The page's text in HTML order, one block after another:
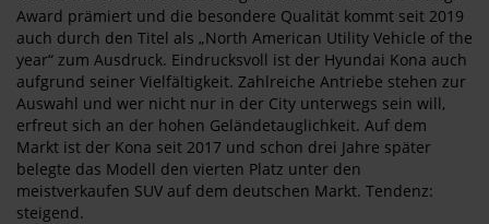
Award prämiert und die besondere Qualität kommt seit 2019
auch durch den Titel als „North American Utility Vehicle of the
year“ zum Ausdruck. Eindrucksvoll ist der Hyundai Kona auch
aufgrund seiner Vielfältigkeit. Zahlreiche Antriebe stehen zur
Auswahl und wer nicht nur in der City unterwegs sein will,
erfreut sich an der hohen Geländetauglichkeit. Auf dem
Markt ist der Kona seit 2017 und schon drei Jahre später
belegte das Modell den vierten Platz unter den
meistverkaufen SUV auf dem deutschen Markt. Tendenz:
steigend.